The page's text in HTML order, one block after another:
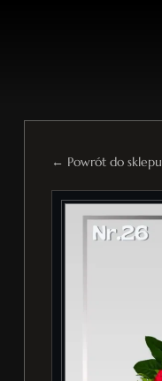
← Powrót do sklepu